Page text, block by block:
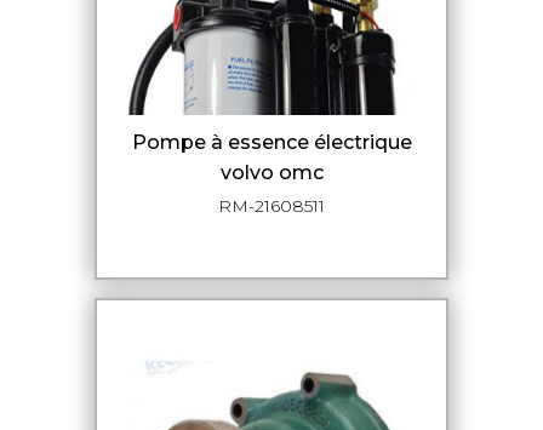
Pompe à essence électrique
volvo omc
RM-21608511